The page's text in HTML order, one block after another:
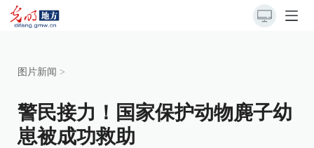
图片新闻 >
警民接力！国家保护动物麂子幼
崽被成功救助